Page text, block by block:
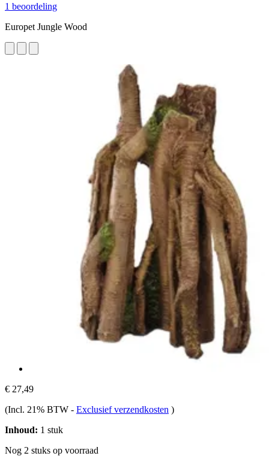
1 beoordeling
Europet Jungle Wood
€ 27,49
(Incl. 21% BTW - Exclusief verzendkosten )
Inhoud: 1 stuk
Nog 2 stuks op voorraad